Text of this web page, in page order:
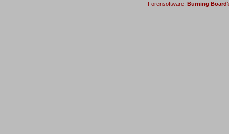
Forensoftware: Burning